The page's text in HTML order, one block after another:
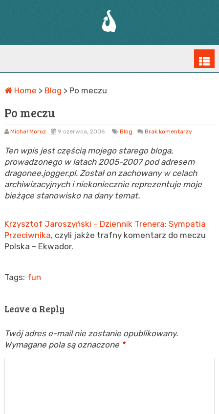
Home > Blog > Po meczu
Po meczu
Michał Moroz 9 czerwca, 2006 Blog Brak komentarzy
Ten wpis jest częścią mojego starego bloga,
prowadzonego w latach 2005-2007 pod adresem
dragonee.jogger.pl. Został on zachowany w celach
archiwizacyjnych i niekoniecznie reprezentuje moje
bieżące stanowisko na dany temat.
Krzysztof Jaroszyński – Dziennik Trenera: Sympatia
Przeciwnika, czyli jakże trafny komentarz do meczu
Polska – Ekwador.
Tags: fun
Leave a Reply
Twój adres e-mail nie zostanie opublikowany.
Wymagane pola są oznaczone *